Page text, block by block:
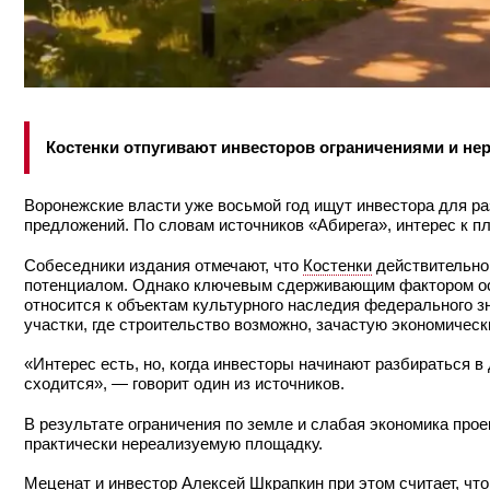
Костенки отпугивают инвесторов ограничениями и
Воронежские власти уже восьмой год ищут инвестора для
предложений. По словам источников «Абирега», интерес к
Собеседники издания отмечают, что Костенки
потенциалом. Однако ключевым сдерживающим фактором
относится к объектам культурного наследия
участки, где строительство возможно, зачастую
«Интерес есть, но, когда инвесторы начинают разбираться
сходится», — говорит один из источников.
В результате ограничения по земле и слабая экономика
практически нереализуемую площадку.
Меценат и инвестор Алексей Шкрапкин при этом считает,